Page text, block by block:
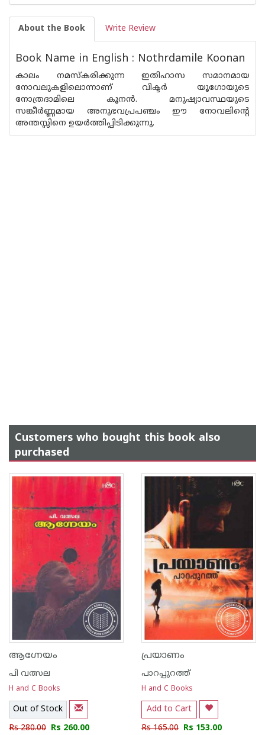
About the Book Write Review
Book Name in English : Nothrdamile Koonan
കാലം നമസ്കരിക്കുന്ന ഇതിഹാസ സമാനമായ
നോവലുകളിലൊന്നാണ് വിക്ടര്‍ യൂഗോയുടെ
നോത്രദാമിലെ കൂനന്‍. മനുഷ്യാവസ്ഥയുടെ
സങ്കീര്‍ണ്ണമായ അനുഭവപ്രപഞ്ചം ഈ നോവലിന്റെ
അന്തസ്സിനെ ഉയര്‍ത്തിപ്പിടിക്കുന്നു.
Customers who bought this book also
purchased
ആഗ്നേയം
പി വത്സല
H and C Books
Out of Stock
Rs 280.00 Rs 260.00
പ്രയാണം
പാറപ്പുറത്ത്‌
H and C Books
Add to Cart
Rs 165.00 Rs 153.00